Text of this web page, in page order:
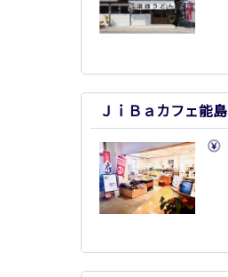
ＪｉＢａカフェ能島